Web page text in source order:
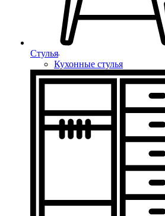
Стулья
Кухонные стулья